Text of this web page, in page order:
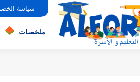
سياسة
ملخصات